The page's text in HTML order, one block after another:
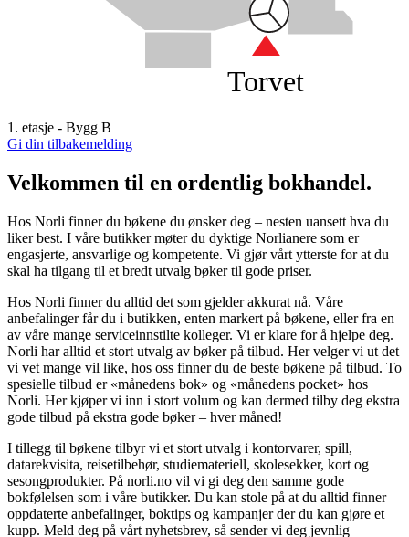
Torvet
1. etasje - Bygg B
Gi din tilbakemelding
Velkommen til en ordentlig bokhandel.
Hos Norli finner du bøkene du ønsker deg – nesten uansett hva du
liker best. I våre butikker møter du dyktige Norlianere som er
engasjerte, ansvarlige og kompetente. Vi gjør vårt ytterste for at du
skal ha tilgang til et bredt utvalg bøker til gode priser.
Hos Norli finner du alltid det som gjelder akkurat nå. Våre
anbefalinger får du i butikken, enten markert på bøkene, eller fra en
av våre mange serviceinnstilte kolleger. Vi er klare for å hjelpe deg.
Norli har alltid et stort utvalg av bøker på tilbud. Her velger vi ut det
vi vet mange vil like, hos oss finner du de beste bøkene på tilbud. To
spesielle tilbud er «månedens bok» og «månedens pocket» hos
Norli. Her kjøper vi inn i stort volum og kan dermed tilby deg ekstra
gode tilbud på ekstra gode bøker – hver måned!
I tillegg til bøkene tilbyr vi et stort utvalg i kontorvarer, spill,
datarekvisita, reisetilbehør, studiemateriell, skolesekker, kort og
sesongprodukter. På norli.no vil vi gi deg den samme gode
bokfølelsen som i våre butikker. Du kan stole på at du alltid finner
oppdaterte anbefalinger, boktips og kampanjer der du kan gjøre et
kupp. Meld deg på vårt nyhetsbrev, så sender vi deg jevnlig